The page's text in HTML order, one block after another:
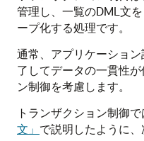
管理し、一覧のDML文
ープ化する処理です。
通常、アプリケーショ
了してデータの一貫性
ン制御を考慮します。
トランザクション制御で
文」 で説明したように、